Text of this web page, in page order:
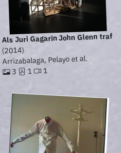
Als Juri Gagarin John Glenn traf
(2014)
Arrizabalaga, Pelayo et al.
3 1 1